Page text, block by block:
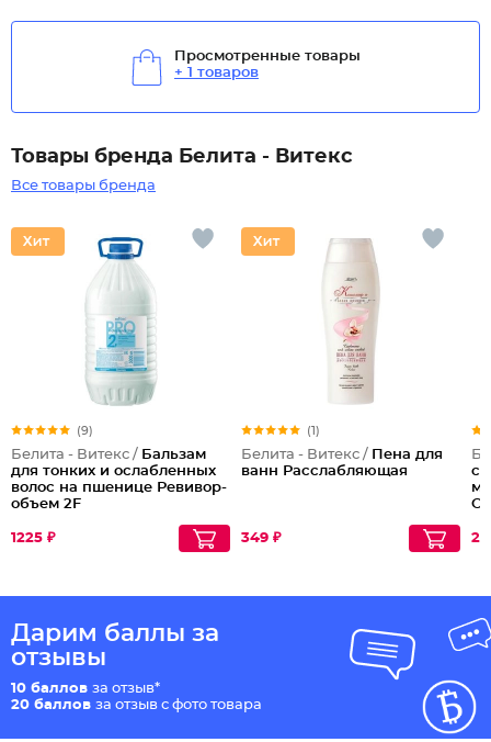
Просмотренные товары
+ 1 товаров
Товары бренда Белита - Витекс
Все товары бренда
(9)
Белита - Витекс / Бальзам
для тонких и ослабленных
волос на пшенице Ревивор-
объем 2F
1225 ₽
(1)
Белита - Витекс / Пена для
ванн Расслабляющая
349 ₽
Дарим баллы за
отзывы
10 баллов за отзыв*
20 баллов за отзыв с фото товара